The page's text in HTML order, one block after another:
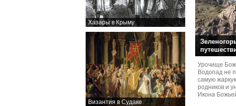
Хазары в Крыму
Византия в Судаке
Урочище
Водопад не
самую
родников и
Икона